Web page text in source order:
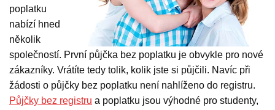
poplatku
nabízí hned
několik
společností. První půjčka bez poplatku je obvykle pro nové
zákazníky. Vrátíte tedy tolik, kolik jste si půjčili. Navíc při
žádosti o půjčky bez poplatku není nahlíženo do registru.
Půjčky bez registru a poplatku jsou výhodné pro studenty,